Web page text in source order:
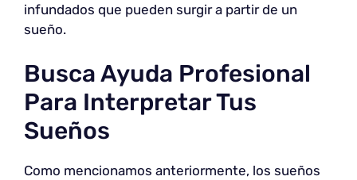
infundados que pueden surgir a partir de un
sueño.
Busca Ayuda Profesional
Para Interpretar Tus
Sueños
Como mencionamos anteriormente, los sueños